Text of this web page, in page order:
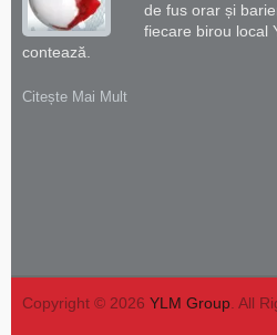
de fus orar și
fiecare birou local
contează.
Citește Mai Mult
Copyright © 2026 YLM Group . All